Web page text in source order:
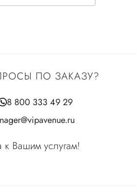
ПО ЗАКАЗУ?
8 800 333 49 29
к Вашим услугам!